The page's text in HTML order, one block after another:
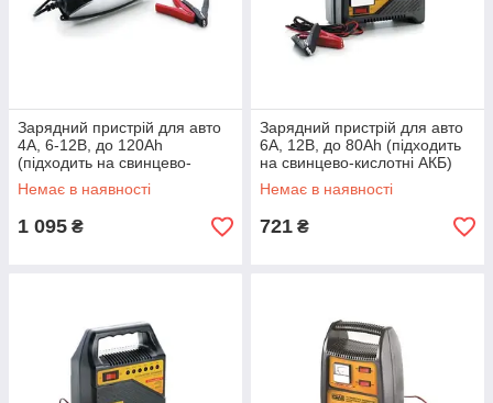
Зарядний пристрій для авто
4А, 6-12В, до 120Ah
(підходить на свинцево-
кислотні, гелеві та AGM АКБ)
(цифрове імпульсне) СИЛА
Немає в наявності
1 095 ₴
Зарядний пристрій для авто
6А, 12В, до 80Ah (підходить
на свинцево-кислотні АКБ)
(світлодіодний індикатор)
СИЛА
Немає в наявності
721 ₴